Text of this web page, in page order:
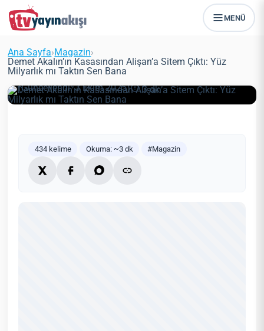
MENÜ
Ana Sayfa›Magazin›
Demet Akalın’ın Kasasından Alişan’a Sitem Çıktı: Yüz
Milyarlık mı Taktın Sen Bana
Demet Akalın’ın Kasasından
mı Taktın Sen Bana
Zeynep Öztürk Magazin
(Güncellendi: 3 Ekim 2025)
3 dk
434 kelime Okuma: ~3 dk #Magazin